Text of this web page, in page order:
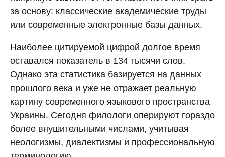
за основу: классические академические труды
или современные электронные базы данных.
Наиболее цитируемой цифрой долгое время
оставался показатель в 134 тысячи слов.
Однако эта статистика базируется на данных
прошлого века и уже не отражает реальную
картину современного языкового пространства
Украины. Сегодня филологи оперируют гораздо
более внушительными числами, учитывая
неологизмы, диалектизмы и профессиональную